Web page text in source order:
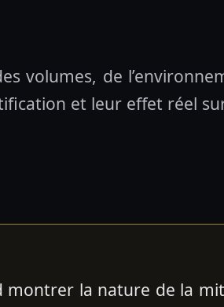
volumes, de
et leur effet réel
montrer la nature de la